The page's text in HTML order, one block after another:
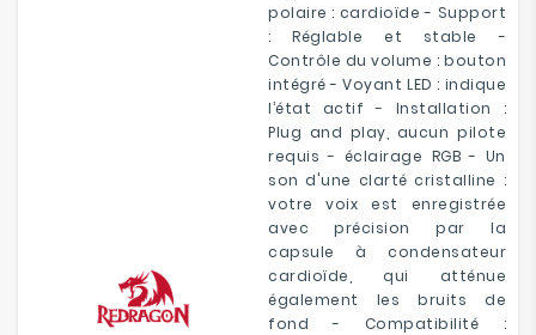
polaire : cardioïde - Support
: Réglable et stable -
Contrôle du volume : bouton
intégré - Voyant LED : indique
l’état actif - Installation :
Plug and play, aucun pilote
requis - éclairage RGB - Un
son d'une clarté cristalline :
votre voix est enregistrée
avec précision par la
capsule à condensateur
cardioïde, qui atténue
également les bruits de
fond - Compatibilité :